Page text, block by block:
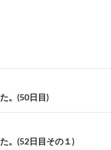
。(50日目)
。(52日目その１)